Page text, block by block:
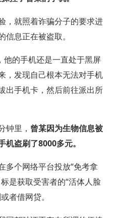
，就照着诈骗分子的要求进
息正在被盗取。
他的手机还是一直处于黑屏
，发现自己根本无法对手机
出手机卡，然后前往派出所
钟里， 曾某因为生物信息被
盗刷了8000多元。
多个网络平台投放“免考拿
是获取受害者的“活体人脸
者借网贷。